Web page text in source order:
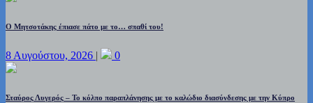
Ο Μητσοτάκης έπιασε πάτο με το… σπαθί του!
8 Αυγούστου, 2026 | 0
Σταύρος Λυγερός – Το κόλπο παραπλάνησης με το καλώδιο διασύνδεσης με την Κύπρο